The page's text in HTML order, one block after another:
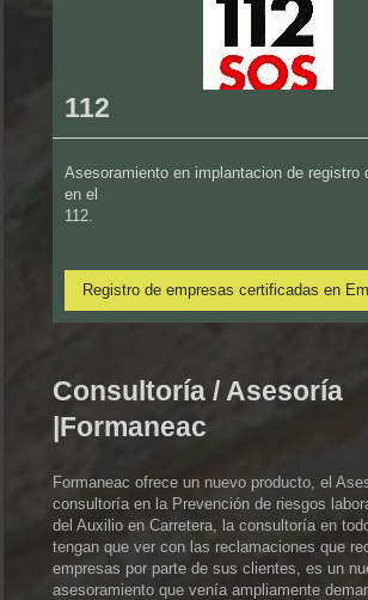
112
Asesoramiento en implantacion de registro
en el
112.
Registro de empresas certificadas en
Consultoría / Asesoría
|Formaneac
Formaneac ofrece un nuevo producto, el
consultoría en la Prevención de riesgos
del Auxilio en Carretera, la consultoría en
tengan que ver con las reclamaciones que
empresas por parte de sus clientes, es un
asesoramiento que venía ampliamente